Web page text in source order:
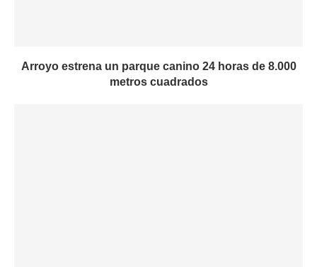
Arroyo estrena un parque canino 24 horas de 8.000
metros cuadrados